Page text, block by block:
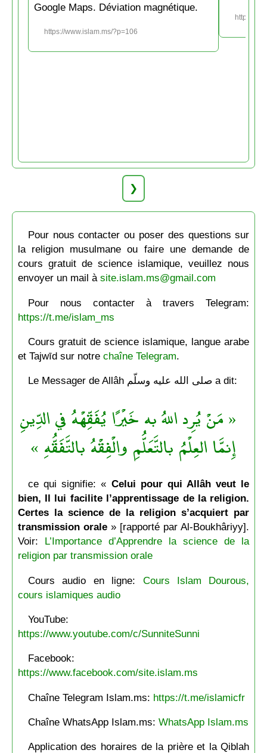
Google Maps. Déviation magnétique.
https://www.islam.ms/?p=106
https://
❯
Pour nous contacter ou poser des questions sur
la religion musulmane ou faire une demande de
cours gratuit de science islamique, veuillez nous
envoyer un mail à site.islam.ms@gmail.com
Pour nous contacter à travers Telegram:
https://t.me/islam_ms
Cours gratuit de science islamique, langue arabe
et Tajwīd sur notre chaîne Telegram.
Le Messager de Allâh صلى الله عليه وسلّم a dit:
« مَنْ يُرِد اللهُ به خَيْرًا يُفَقِّهْهُ في الدِّينِ
إِنمَّا العِلْمُ بالتَّعَلُّمِ والْفِقْهُ بالتَّفَقُّهِ »
ce qui signifie: « Celui pour qui Allâh veut le
bien, Il lui facilite l’apprentissage de la religion.
Certes la science de la religion s’acquiert par
transmission orale» [rapporté par Al-Boukhâriyy].
Voir: L’Importance d’Apprendre la science de la
religion par transmission orale
Cours audio en ligne: Cours Islam Dourous,
cours islamiques audio
YouTube:
https://www.youtube.com/c/SunniteSunni
Facebook:
https://www.facebook.com/site.islam.ms
Chaîne Telegram Islam.ms: https://t.me/islamicfr
Chaîne WhatsApp Islam.ms: WhatsApp Islam.ms
Application des horaires de la prière et la Qiblah